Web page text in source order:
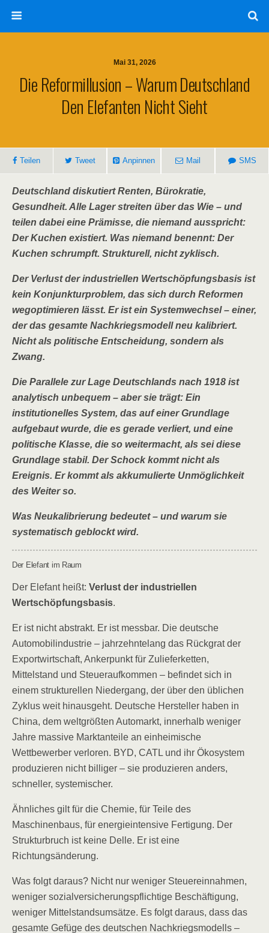
Mai 31, 2026
Die Reformillusion – Warum Deutschland
Den Elefanten Nicht Sieht
Teilen Tweet Anpinnen Mail SMS
Deutschland diskutiert Renten, Bürokratie,
Gesundheit. Alle Lager streiten über das Wie – und
teilen dabei eine Prämisse, die niemand ausspricht:
Der Kuchen existiert. Was niemand benennt: Der
Kuchen schrumpft. Strukturell, nicht zyklisch.
Der Verlust der industriellen Wertschöpfungsbasis ist
kein Konjunkturproblem, das sich durch Reformen
wegoptimieren lässt. Er ist ein Systemwechsel – einer,
der das gesamte Nachkriegsmodell neu kalibriert.
Nicht als politische Entscheidung, sondern als
Zwang.
Die Parallele zur Lage Deutschlands nach 1918 ist
analytisch unbequem – aber sie trägt: Ein
institutionelles System, das auf einer Grundlage
aufgebaut wurde, die es gerade verliert, und eine
politische Klasse, die so weitermacht, als sei diese
Grundlage stabil. Der Schock kommt nicht als
Ereignis. Er kommt als akkumulierte Unmöglichkeit
des Weiter so.
Was Neukalibrierung bedeutet – und warum sie
systematisch geblockt wird.
Der Elefant im Raum
Der Elefant heißt: Verlust der industriellen
Wertschöpfungsbasis.
Er ist nicht abstrakt. Er ist messbar. Die deutsche
Automobilindustrie – jahrzehntelang das Rückgrat der
Exportwirtschaft, Ankerpunkt für Zulieferketten,
Mittelstand und Steueraufkommen – befindet sich in
einem strukturellen Niedergang, der über den üblichen
Zyklus weit hinausgeht. Deutsche Hersteller haben in
China, dem weltgrößten Automarkt, innerhalb weniger
Jahre massive Marktanteile an einheimische
Wettbewerber verloren. BYD, CATL und ihr Ökosystem
produzieren nicht billiger – sie produzieren anders,
schneller, systemischer.
Ähnliches gilt für die Chemie, für Teile des
Maschinenbaus, für energieintensive Fertigung. Der
Strukturbruch ist keine Delle. Er ist eine
Richtungsänderung.
Was folgt daraus? Nicht nur weniger Steuereinnahmen,
weniger sozialversicherungspflichtige Beschäftigung,
weniger Mittelstandsumsätze. Es folgt daraus, dass das
gesamte Gefüge des deutschen Nachkriegsmodells –